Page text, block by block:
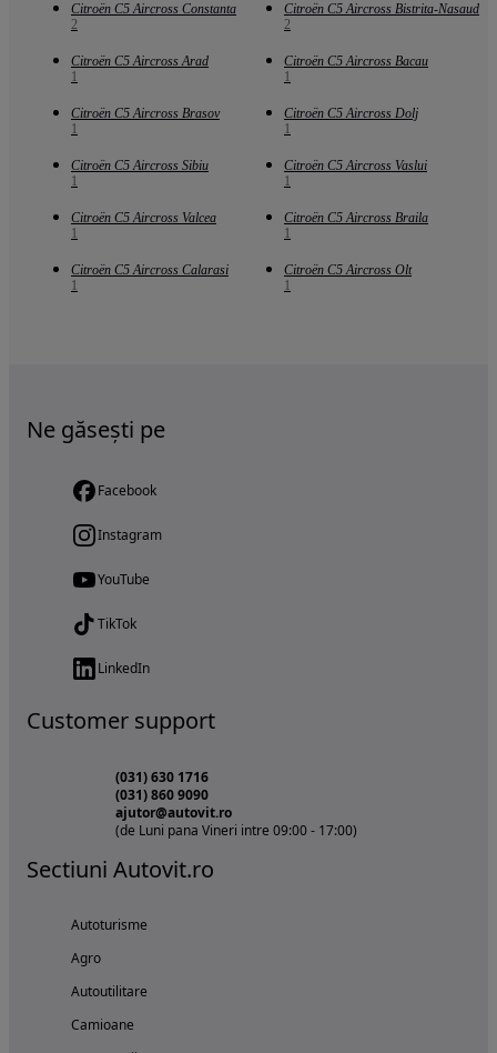
Citroën C5 Aircross Constanta
2
Citroën C5 Aircross Bistrita-Nasaud
2
Citroën C5 Aircross Arad
1
Citroën C5 Aircross Bacau
1
Citroën C5 Aircross Brasov
1
Citroën C5 Aircross Dolj
1
Citroën C5 Aircross Sibiu
1
Citroën C5 Aircross Vaslui
1
Citroën C5 Aircross Valcea
1
Citroën C5 Aircross Braila
1
Citroën C5 Aircross Calarasi
1
Citroën C5 Aircross Olt
1
Ne găsești pe
Facebook
Instagram
YouTube
TikTok
LinkedIn
Customer support
(031) 630 1716
(031) 860 9090
ajutor@autovit.ro
(de Luni pana Vineri intre 09:00 - 17:00)
Sectiuni Autovit.ro
Autoturisme
Agro
Autoutilitare
Camioane